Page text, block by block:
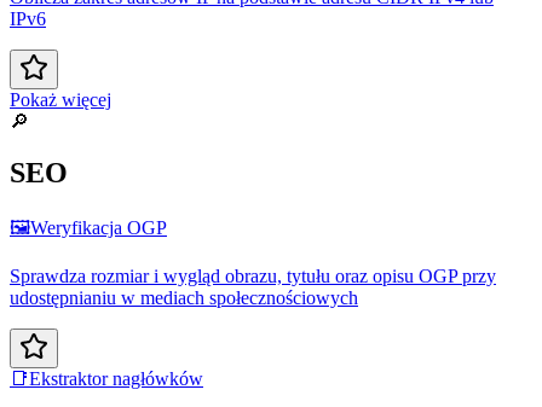
IPv6
Pokaż więcej
🔎
SEO
🖼️Weryfikacja OGP
Sprawdza rozmiar i wygląd obrazu, tytułu oraz opisu OGP przy
udostępnianiu w mediach społecznościowych
📑Ekstraktor nagłówków